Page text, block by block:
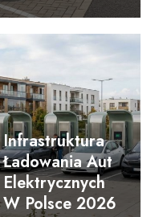
Infrastruktura
Ładowania Aut
Elektrycznych
W Polsce 2026